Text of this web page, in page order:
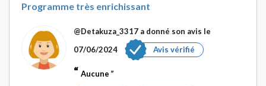
Programme très enrichissant
@Detakuza_3317 a donné son avis le
07/06/2024
Avis vérifié
Aucune